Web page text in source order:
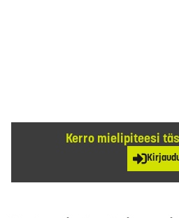
Kerro mielipiteesi